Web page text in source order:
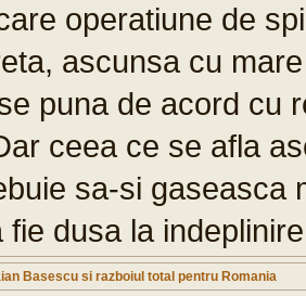
operatiune de
ascunsa cu
puna de acord cu
ceea ce se afla
sa-si gaseasca
dusa la
Basescu si razboiul total pentru Romania